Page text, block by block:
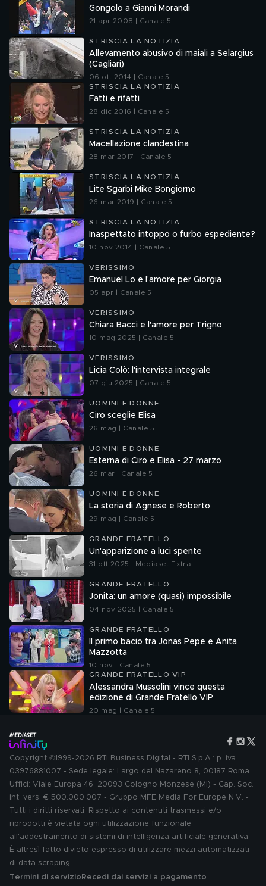
Gongolo a Gianni Morandi
21 apr 2008 | Canale 5
STRISCIA LA NOTIZIA
Allevamento abusivo di maiali a Selargius
(Cagliari)
06 ott 2014 | Canale 5
STRISCIA LA NOTIZIA
Fatti e rifatti
28 dic 2016 | Canale 5
STRISCIA LA NOTIZIA
Macellazione clandestina
28 mar 2017 | Canale 5
STRISCIA LA NOTIZIA
Lite Sgarbi Mike Bongiorno
26 mar 2019 | Canale 5
STRISCIA LA NOTIZIA
Inaspettato intoppo o furbo espediente?
10 nov 2014 | Canale 5
VERISSIMO
Emanuel Lo e l'amore per Giorgia
05 apr | Canale 5
VERISSIMO
Chiara Bacci e l'amore per Trigno
10 mag 2025 | Canale 5
VERISSIMO
Licia Colò: l'intervista integrale
07 giu 2025 | Canale 5
UOMINI E DONNE
Ciro sceglie Elisa
26 mag | Canale 5
UOMINI E DONNE
Esterna di Ciro e Elisa - 27 marzo
26 mar | Canale 5
UOMINI E DONNE
La storia di Agnese e Roberto
29 mag | Canale 5
GRANDE FRATELLO
Un'apparizione a luci spente
31 ott 2025 | Mediaset Extra
GRANDE FRATELLO
Jonita: un amore (quasi) impossibile
04 nov 2025 | Canale 5
GRANDE FRATELLO
Il primo bacio tra Jonas Pepe e Anita
Mazzotta
10 nov | Canale 5
GRANDE FRATELLO VIP
Alessandra Mussolini vince questa
edizione di Grande Fratello VIP
20 mag | Canale 5
Copyright ©1999-2026 RTI Business Digital - RTI S.p.A.: p. iva
03976881007 - Sede legale: Largo del Nazareno 8, 00187 Roma.
Uffici: Viale Europa 46, 20093 Cologno Monzese (MI) - Cap. Soc.
int. vers. € 500.000.007 - Gruppo MFE Media For Europe N.V. -
Tutti i diritti riservati. Rispetto ai contenuti trasmessi e/o
riprodotti è vietata ogni utilizzazione funzionale
all'addestramento di sistemi di intelligenza artificiale generativa.
È altresì fatto divieto espresso di utilizzare mezzi automatizzati
di data scraping.
Termini di servizio Recedi dai servizi a pagamento